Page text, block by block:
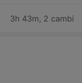
3h 43m, 2 cambi